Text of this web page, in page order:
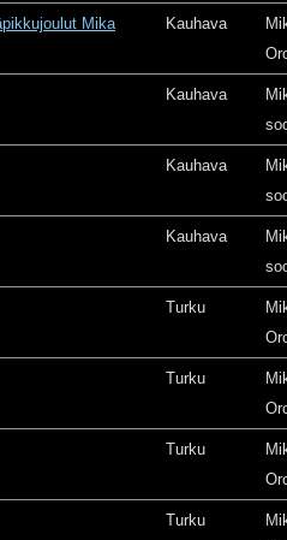
Mika
Kauhava
Kauhava
Kauhava
Kauhava
Turku
Turku
Turku
Turku